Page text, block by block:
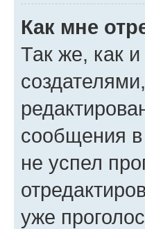
Как мне
Так же, как
сообщения в
не успел
уже